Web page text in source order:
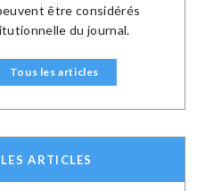
être considérés
du journal.
Tous les articles
ARTICLES